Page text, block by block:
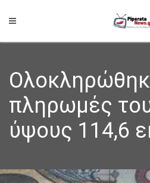
πληρωμές
ύψους 114,6